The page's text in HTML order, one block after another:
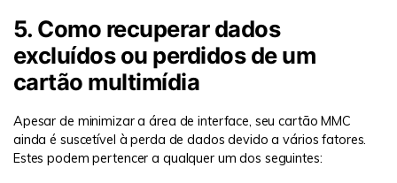
5. Como recuperar dados
excluídos ou perdidos de um
cartão multimídia
Apesar de minimizar a área de interface, seu cartão MMC
ainda é suscetível à perda de dados devido a vários fatores.
Estes podem pertencer a qualquer um dos seguintes: